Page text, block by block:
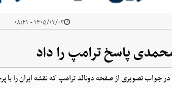
۱۴۰۵/۰۳/۰۳ - ۰۸:۴۱
پاسخ ترامپ را داد
تصویری از صفحه دونالد ترامپ که نقشه ایران را با